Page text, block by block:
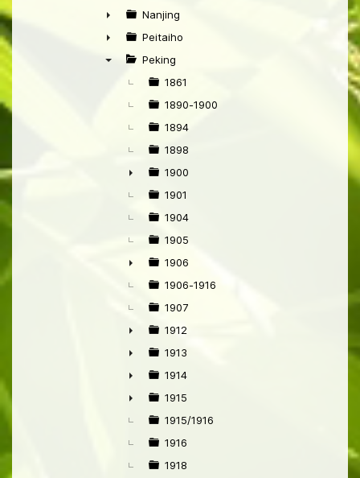
►
►
Nanjing
►
Peitaiho
Peking
1861
1890-1900
1894
1898
►
1900
1901
1904
1905
►
1906
1906-1916
1907
►
1912
►
1913
►
1914
►
1915
1915/1916
1916
1918